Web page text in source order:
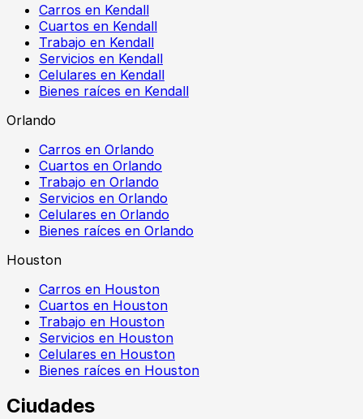
Carros en Kendall
Cuartos en Kendall
Trabajo en Kendall
Servicios en Kendall
Celulares en Kendall
Bienes raíces en Kendall
Orlando
Carros en Orlando
Cuartos en Orlando
Trabajo en Orlando
Servicios en Orlando
Celulares en Orlando
Bienes raíces en Orlando
Houston
Carros en Houston
Cuartos en Houston
Trabajo en Houston
Servicios en Houston
Celulares en Houston
Bienes raíces en Houston
Ciudades